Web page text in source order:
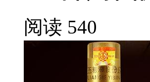
阅读 540